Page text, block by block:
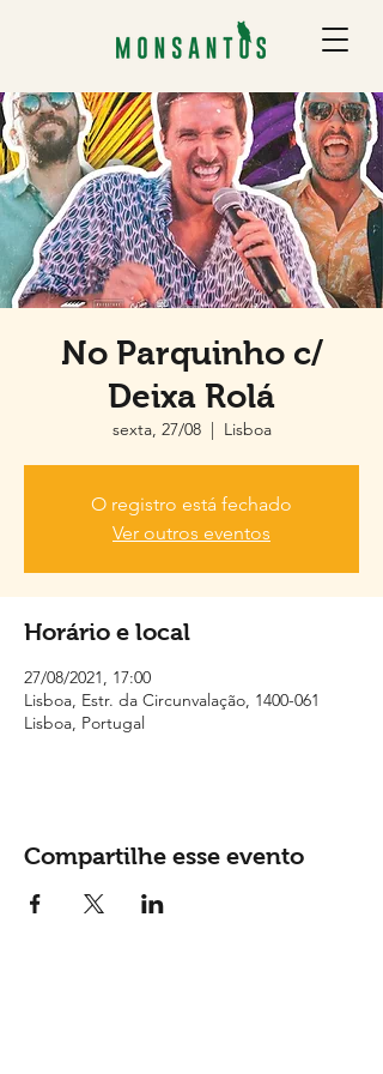
No Parquinho c/
Deixa Rolá
sexta, 27/08
  |
Lisboa
O registro está fechado
Ver outros eventos
Horário e local
27/08/2021, 17:00
Lisboa, Estr. da Circunvalação, 1400-061
Lisboa, Portugal
Compartilhe esse evento